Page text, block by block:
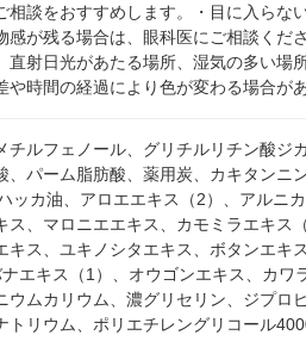
相談をおすすめします。・目に入ら
感が残る場合は、眼科医にご相談くだ
直射日光があたる場所、湿気の多い場
や時間の経過により色が変わる場合が
チルフェノール、グリチルリチン酸
、パーム脂肪酸、薬用炭、カキタンニ
ッカ油、アロエエキス（2）、アルニ
ス、マロニエエキス、カモミラエキ
キス、ユキノシタエキス、ボタンエキ
ナエキス（1）、オウゴンエキス、カ
ウムカリウム、濃グリセリン、ジプ
トリウム、ポリエチレングリコール